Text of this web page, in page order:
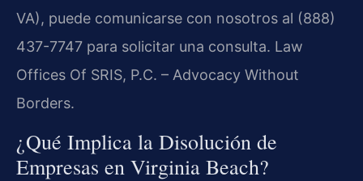
VA), puede comunicarse con nosotros al (888)
437-7747 para solicitar una consulta. Law
Offices Of SRIS, P.C. – Advocacy Without
Borders.
¿Qué Implica la Disolución de
Empresas en Virginia Beach?